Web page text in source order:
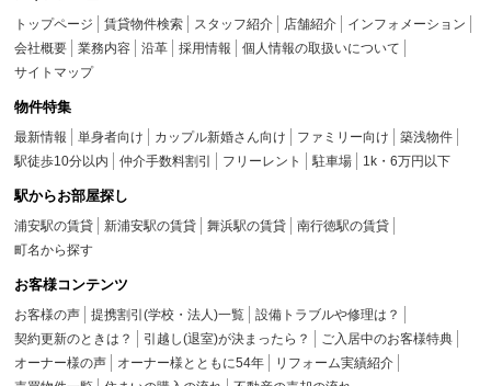
トップページ 賃貸物件検索 スタッフ紹介 店舗紹介
インフォメーション
会社概要
業務内容 沿革 採用情報
個人情報の取扱いについて
サイトマップ
物件特集
最新情報 単身者向け カップル新婚さん向け ファミリー向け
築浅物件
駅徒歩10分以内
仲介手数料割引 フリーレント 駐車場 1k・6万円以下
駅からお部屋探し
浦安駅の賃貸 新浦安駅の賃貸 舞浜駅の賃貸
南行徳駅の賃貸
町名から探す
お客様コンテンツ
お客様の声 提携割引(学校・法人)一覧
設備トラブルや修理は？
契約更新のときは？
引越し(退室)が決まったら？
ご入居中のお客様特典
オーナー様の声
オーナー様とともに54年
リフォーム実績紹介